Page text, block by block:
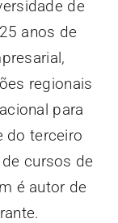
de
anos de
regionais
para
do terceiro
cursos de
é autor de